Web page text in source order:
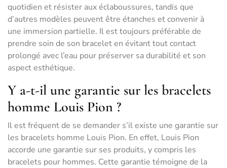
quotidien et résister aux éclaboussures, tandis que
d’autres modèles peuvent être étanches et convenir à
une immersion partielle. Il est toujours préférable de
prendre soin de son bracelet en évitant tout contact
prolongé avec l’eau pour préserver sa durabilité et son
aspect esthétique.
Y a-t-il une garantie sur les bracelets
homme Louis Pion ?
Il est fréquent de se demander s’il existe une garantie sur
les bracelets homme Louis Pion. En effet, Louis Pion
accorde une garantie sur ses produits, y compris les
bracelets pour hommes. Cette garantie témoigne de la